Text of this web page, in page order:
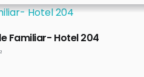
Familiar- Hotel 204